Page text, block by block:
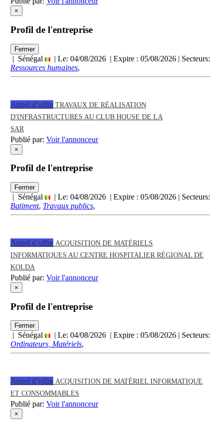
×
Profil de l'entreprise
Fermer
| Sénégal | Le: 04/08/2026 | Expire : 05/08/2026 | Secteurs:
Ressources humaines,
Appel d’offre TRAVAUX DE RÉALISATION
D'INFRASTRUCTURES AU CLUB HOUSE DE LA
SAR
Publié par: Voir l'annonceur
×
Profil de l'entreprise
Fermer
| Sénégal | Le: 04/08/2026 | Expire : 05/08/2026 | Secteurs:
Batiment, Travaux publics,
Appel d’offre ACQUISITION DE MATÉRIELS
INFORMATIQUES AU CENTRE HOSPITALIER RÉGIONAL DE
KOLDA
Publié par: Voir l'annonceur
×
Profil de l'entreprise
Fermer
| Sénégal | Le: 04/08/2026 | Expire : 05/08/2026
| Secteurs:
Ordinateurs, Matériels,
Appel d’offre ACQUISITION DE MATÉRIEL INFORMATIQUE
ET CONSOMMABLES
Publié par: Voir l'annonceur
×